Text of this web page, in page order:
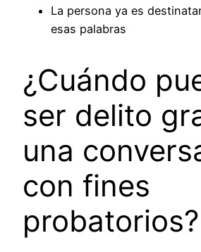
La persona ya es
esas palabras
¿Cuándo
ser delito
una
con fines
probatorios?